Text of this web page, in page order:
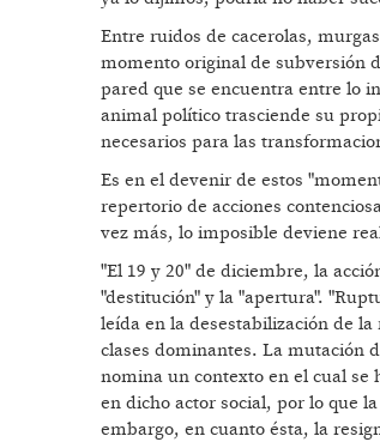
Entre ruidos de cacerolas,
momento original de subversión
pared que se encuentra entre lo
animal político trasciende su
necesarios para las
Es en el devenir de estos
repertorio de acciones
vez más, lo imposible deviene
"El 19 y 20" de diciembre, la
"destitución" y la "apertura".
leída en la desestabilización de
clases dominantes. La mutación
nomina un contexto en el cual se
en dicho actor social, por lo que
embargo, en cuanto ésta, la